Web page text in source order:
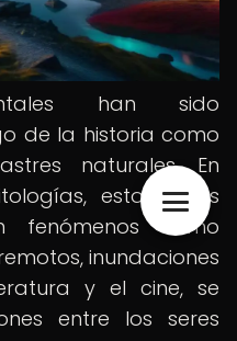
han sido
de la historia como
naturales. En
estos seres
fenómenos como
inundaciones
y el cine, se
entre los seres